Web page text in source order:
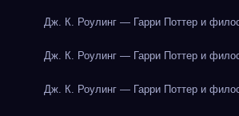
Дж. К. Роулинг — Гарри Поттер и
Дж. К. Роулинг — Гарри Поттер и
Дж. К. Роулинг — Гарри Поттер и